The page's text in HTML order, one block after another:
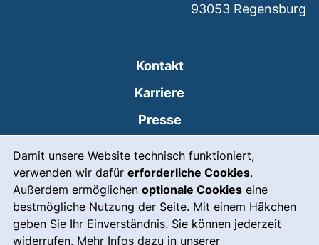
Damit unsere Website technisch funktioniert,
verwenden wir dafür erforderliche Cookies.
Außerdem ermöglichen optionale Cookies eine
bestmögliche Nutzung der Seite. Mit einem Häkchen
geben Sie Ihr Einverständnis. Sie können jederzeit
widerrufen. Mehr Infos dazu in unserer
Kontakt
Karriere
Presse
Leichte Sprache
Gebärdensprache
Notfall(externer Link, öffnet
93053 Regensburg